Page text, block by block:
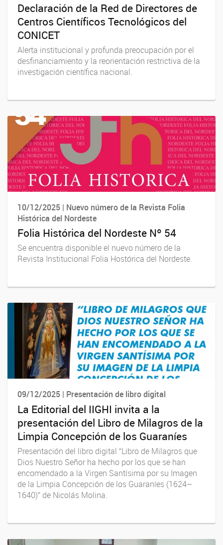
Declaración de la Red de Directores de
Centros Científicos Tecnológicos del
CONICET
Alerta institucional y profunda preocupación por el
desfinanciamiento y la reorientación restrictiva de la
investigación científica nacional.
10/12/2025 | Nuevo número de la Revista Folia
Histórica del Nordeste
Folia Histórica del Nordeste Nº 54
Se encuentra disponible el nuevo número de la
Revista Institucional Folia Hostórica del Nordeste.
09/12/2025 | Presentación de libro digital
La Editorial del IIGHI invita a la
presentación del Libro de Milagros de la
Limpia Concepción de los Guaraníes
Presentación del libro digital “Libro de Milagros que
Dios Nuestro Señor ha hecho por los que se han
encomendado a la Virgen Santísima por su Imagen
de la Limpia Concepción de los Guaraníes (1624–
1640)” de Nicolás Molina.